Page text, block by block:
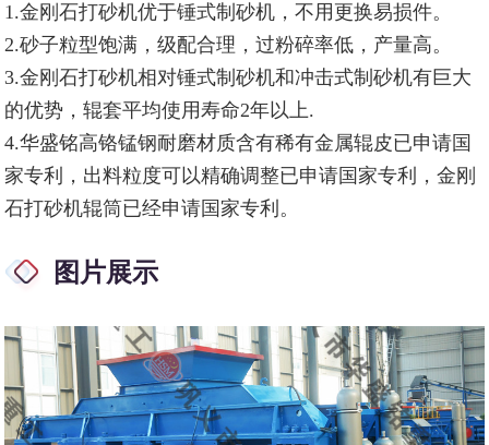
1.金刚石打砂机优于锤式制砂机，不用更换易损件。
2.砂子粒型饱满，级配合理，过粉碎率低，产量高。
3.金刚石打砂机相对锤式制砂机和冲击式制砂机有巨大
的优势，辊套平均使用寿命2年以上.
4.华盛铭高铬锰钢耐磨材质含有稀有金属辊皮已申请国
家专利，出料粒度可以精确调整已申请国家专利，金刚
石打砂机辊筒已经申请国家专利。
图片展示